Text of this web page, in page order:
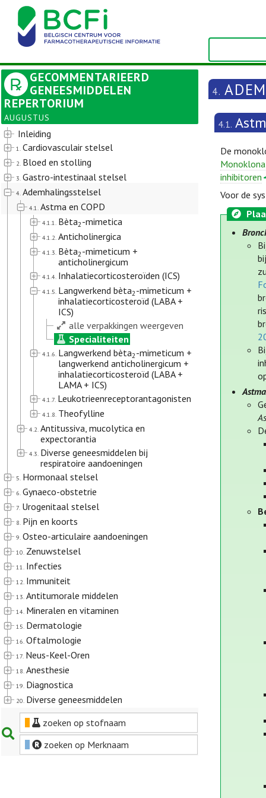
GECOMMENTARIEERD
GENEESMIDDELEN
REPERTORIUM
AUGUSTUS
Inleiding
1. Cardiovasculair stelsel
2. Bloed en stolling
3. Gastro-intestinaal stelsel
4. Ademhalingsstelsel
4.1. Astma en COPD
4.1.1. Bèta2-mimetica
4.1.2. Anticholinergica
4.1.3. Bèta2-mimeticum +
anticholinergicum
4.1.4. Inhalatiecorticosteroïden (ICS)
4.1.5. Langwerkend bèta2-mimeticum +
inhalatiecorticosteroïd (LABA +
ICS)
alle verpakkingen weergeven
Specialiteiten
4.1.6. Langwerkend bèta2-mimeticum +
langwerkend anticholinergicum +
inhalatiecorticosteroïd (LABA +
LAMA + ICS)
4.1.7. Leukotrieenreceptorantagonisten
4.1.8. Theofylline
4.2. Antitussiva, mucolytica en
expectorantia
4.3. Diverse geneesmiddelen bij
respiratoire aandoeningen
5. Hormonaal stelsel
6. Gynaeco-obstetrie
7. Urogenitaal stelsel
8. Pijn en koorts
9. Osteo-articulaire aandoeningen
10. Zenuwstelsel
11. Infecties
12. Immuniteit
13. Antitumorale middelen
14. Mineralen en vitaminen
15. Dermatologie
16. Oftalmologie
17. Neus-Keel-Oren
18. Anesthesie
19. Diagnostica
20. Diverse geneesmiddelen
zoeken op stofnaam
zoeken op Merknaam
4.
4.1.
De
inhibitoren
Voor de
Astma